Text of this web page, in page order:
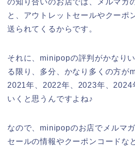
と、アウトレットセールやクーポ
送られてくるからです。
それに、minipopの評判がかなり
る限り、多分、かなり多くの方が
2021年、2022年、2023年、2024
いくと思うんですよね♪
なので、minipopのお店でメルマ
セールの情報やクーポンコードな